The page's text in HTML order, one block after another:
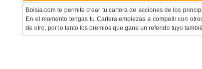
Bolsia.com te permite crear tu cartera de acciones de los
En el momento tengas tu Cartera empiezas a competir con
de otro, por lo tanto los premios que gane un referido tuyo